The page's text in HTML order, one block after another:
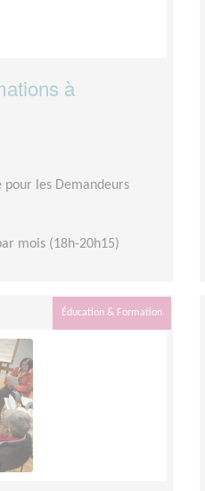
à
pour les Demandeurs
mois (18h-20h15)
Éducation & Formation